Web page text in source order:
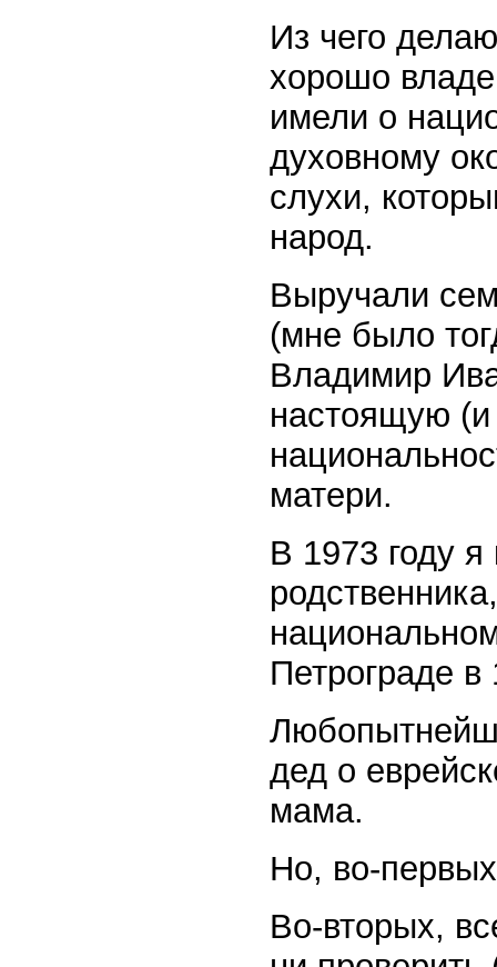
Из чего
хорошо
имели о
духовному
слухи,
народ.
Выручали
(мне было
Владимир
настоящую
матери.
В 1973 году
Петрограде в
дед о
мама.
Но, во-
Во-вторых,